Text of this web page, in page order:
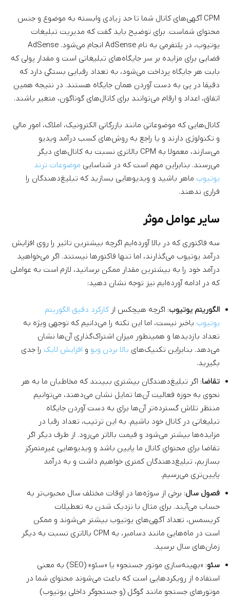
CPM آگهی‌های کانال شما تا حد زیادی وابسته به موضوع و جنس
محتوای شماست. برای توضیح باید گفت که مدیریت تبلیغات
یوتیوب، در پلتفرمی به نام AdSense انجام می‌شود. AdSense
فضایی برای مزایده بر سر جایگاه‌های تبلیغاتی است و مقدار پولی که
بابت هر جایگاه پرداخت می‌شود، به تعداد رقبایی بستگی دارد که
دقیقا در پی به دست آوردن همان جایگاه هستند. در نتیجه همین
اتفاق، اعداد و ارقام می‌توانند برای کانال‌های گوناگون، متغیر باشند.
کانال‌هایی که موضوعاتی مانند بازرگانی الکترونیک، املاک، امور مالی
و تکنولوژی دارند و یا راجع به روش‌های کسب درآمد ویدیو
می‌سازند، معمولا به CPM بالاتری نسبت به کانال‌های دیگر
می‌رسند. بنابراین مهم است که در شناسایی موضوعات ترند
یوتیوب ماهر باشید و ویدیوهایی بسازید که تبلیغ‌دهندگان را
فراری ندهند.
سایر عوامل موثر
سه فاکتوری که در بالا آورده‌ایم اگرچه بیشترین تاثیر را روی افزایش
درآمد یوتیوب می‌گذارند، اما تنها فاکتورها نیستند. اگر می‌خواهید
درآمد خود را به بیشترین مقدار ممکن برسانید، لازم است به عواملی
که در ادامه آورده‌ایم نیز توجه نشان دهید:
الگوریتم یوتیوب: اگرچه هیچکس از کارکرد دقیق الگوریتم
یوتیوب باخبر نیست، اما این نکته را می‌دانیم که توجهی ویژه به
تعداد بازدیدها و همینطور میزان اشتراک‌گذاری آن‌ها نشان
می‌دهد. بنابراین تکنیک‌های بالا بردن ویو و افزایش لایک را جدی
بگیرید.
تقاضا: اگر تبلیغ‌دهندگان بیشتری ببینند که مخاطبان ما به هر
نحوی به حوزه فعالیت آن‌ها تمایل نشان می‌دهند، می‌توانیم
منتظر تلاش گسترده‌تر آن‌ها برای به دست آوردن جایگاه
تبلیغاتی در کانال خود باشیم. به این ترتیب، تعداد رقبا در
مزایده‌ها بیشتر می‌شود و قیمت بالاتر می‌رود. از طرف دیگر اگر
تقاضا برای محتوای کانال ما پایین باشد و ویدیوهایی غیرمتمرکز
بسازیم، تبلیغ‌دهندگان کمتری خواهیم داشت و به درآمد
پایین‌تری می‌رسیم.
فصول سال: برخی از سوژه‌ها در اوقات مختلف سال محبوب‌تر به
حساب می‌آیند. برای مثال با نزدیک شدن به تعطیلات
کریسمس، تعداد آگهی‌های یوتیوب بیشتر می‌شوند و ممکن
است در ماه‌هایی مانند دسامبر، به CPM بالاتری نسبت به دیگر
زمان‌های سال برسید.
سئو
: «بهینه‌سازی موتور جستجو» یا «سئو» (SEO) به معنی
استفاده از رویکردهایی است که باعث می‌شوند محتوای شما در
موتورهای جستجو مانند گوگل (و جستجوگر داخلی یوتیوب)